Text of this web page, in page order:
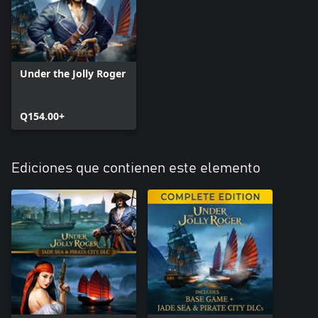
demasiado peligroso para cobardes y marineros de agua dulce!
¡El océano espera a un valiente capitán!
Under the Jolly Roger
Q154.00+
Ediciones que contienen este elemento